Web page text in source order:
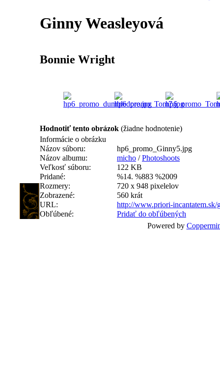
Ginny Weasleyová
Bonnie Wright
Hodnotiť tento obrázok (žiadne hodnotenie)
Informácie o obrázku
Názov súboru:
hp6_promo_Ginny5.jpg
Názov albumu:
micho /Photoshoots
Veľkosť súboru:
122 KB
Pridané:
%14. %883 %2009
Rozmery:
720 x 948 pixelelov
Zobrazené:
560 krát
URL:
http://www.priori-incantatem.sk/
Obľúbené:
Pridať do obľúbených
Powered by